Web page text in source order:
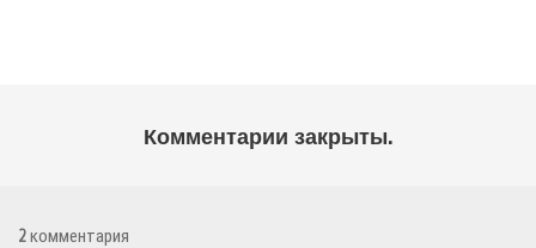
Комментарии закрыты.
2комментария